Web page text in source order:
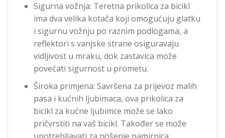
Sigurna vožnja: Teretna prikolica za bicikl
ima dva velika kotača koji omogućuju glatku
i sigurnu vožnju po raznim podlogama, a
reflektori s vanjske strane osiguravaju
vidljivost u mraku, dok zastavica može
povećati sigurnost u prometu.
Široka primjena: Savršena za prijevoz malih
pasa i kućnih ljubimaca, ova prikolica za
bicikl za kućne ljubimce može se lako
pričvrstiti na vaš bicikl. Također se može